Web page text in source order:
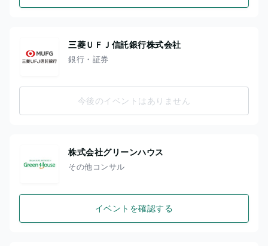
三菱ＵＦＪ信託銀行株式会社
銀行・証券
今後のイベントはありません
株式会社グリーンハウス
その他コンサル
イベントを確認する